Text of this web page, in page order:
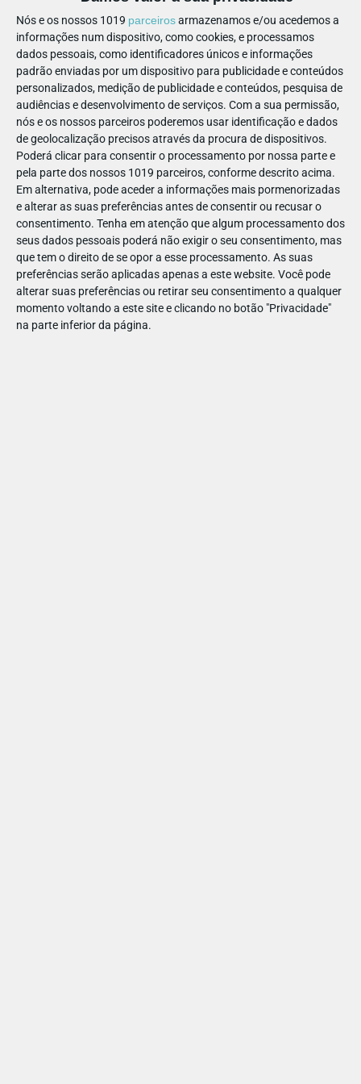
Nós e os nossos 1019 parceirosarmazenamos e/ou acedemos a
informações num dispositivo, como cookies, e processamos
dados pessoais, como identificadores únicos e informações
padrão enviadas por um dispositivo para publicidade e conteúdos
personalizados, medição de publicidade e conteúdos, pesquisa de
audiências e desenvolvimento de serviços. Com a sua permissão,
nós e os nossos parceiros poderemos usar identificação e dados
de geolocalização precisos através da procura de dispositivos.
Poderá clicar para consentir o processamento por nossa parte e
pela parte dos nossos 1019 parceiros, conforme descrito acima.
Em alternativa, pode aceder a informações mais pormenorizadas
e alterar as suas preferências antes de consentir ou recusar o
consentimento. Tenha em atenção que algum processamento dos
seus dados pessoais poderá não exigir o seu consentimento, mas
que tem o direito de se opor a esse processamento. As suas
preferências serão aplicadas apenas a este website. Você pode
alterar suas preferências ou retirar seu consentimento a qualquer
momento voltando a este site e clicando no botão "Privacidade"
na parte inferior da página.
PARTILHAR ESTE ARTIGO
Também lhe pode interessar